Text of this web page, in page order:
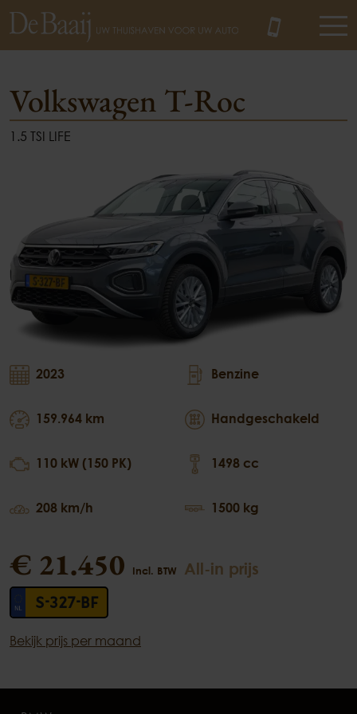
Volkswagen T-Roc
1.5 TSI LIFE
2023
159.964 km
110 kW (150 PK)
208 km/h
Benzine
Handgeschakeld
1498 cc
1500 kg
€ 21.450 Incl. BTW All-in prijs
S-327-BF
Bekijk prijs per maand